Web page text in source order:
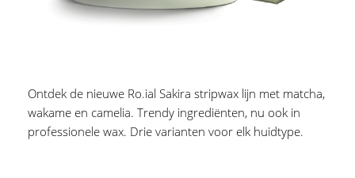
Ontdek de nieuwe Ro.ial Sakira stripwax lijn met matcha,
wakame en camelia. Trendy ingrediënten, nu ook in
professionele wax. Drie varianten voor elk huidtype.